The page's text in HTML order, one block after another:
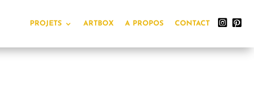
PROJETS ARTBOX A PROPOS CONTACT